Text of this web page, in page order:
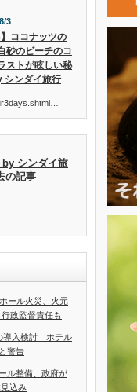
3
】ココナッツの
砂のビーチのコ
ストが眩しい秘
シンダイ旅行
by シンダイ旅
の記事
ール火災、火元
政監督責任も
導入検討 ホテル
警告
ル整備、政府が
込み